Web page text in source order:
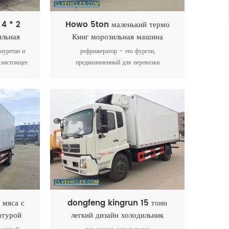
4 * 2
и
Howo 5ton маленький термо
Кинг морозильная машина
рефрижератор - это фургон,
предназначенный для перевозки
молоко, лекарства, мясо и т. д.
с
dongfeng kingrun 15 тонн
легкий дизайн холодильник